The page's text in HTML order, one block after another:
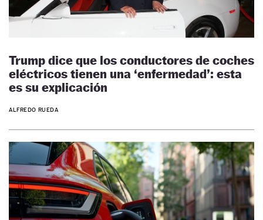
Trump dice que los conductores de coches
eléctricos tienen una ‘enfermedad’: esta
es su explicación
ALFREDO RUEDA